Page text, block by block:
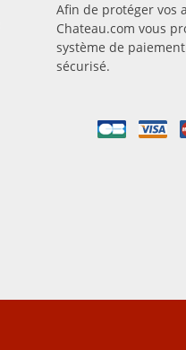
Afin de protéger vos
Chateau.com vous
système de
sécurisé.